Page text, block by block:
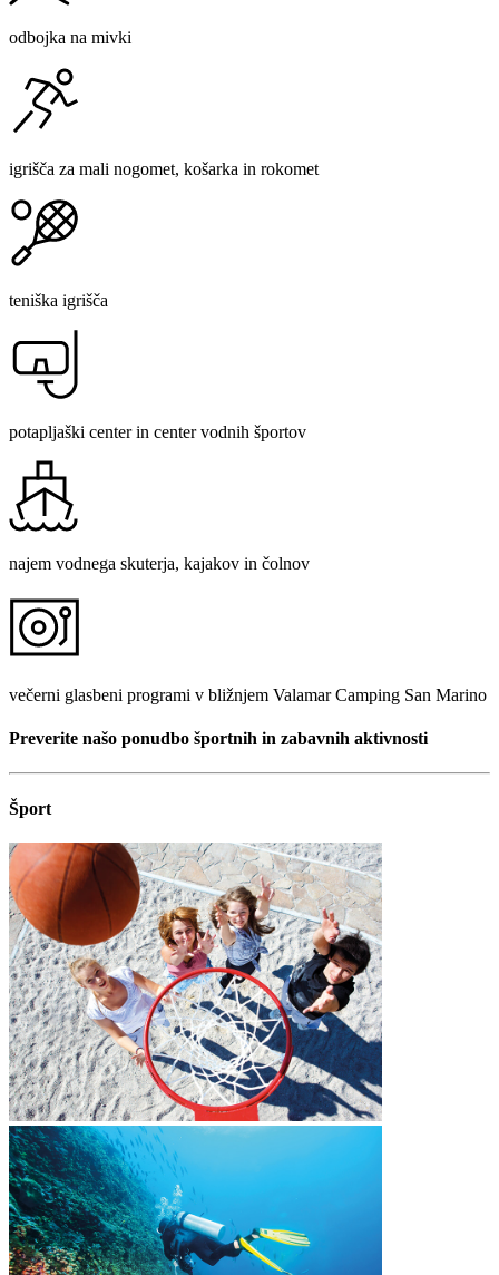
odbojka na mivki
igrišča za mali nogomet, košarka in rokomet
teniška igrišča
potapljaški center in center vodnih športov
najem vodnega skuterja, kajakov in čolnov
večerni glasbeni programi v bližnjem Valamar Camping San Marino
Preverite našo ponudbo športnih in zabavnih aktivnosti
Šport